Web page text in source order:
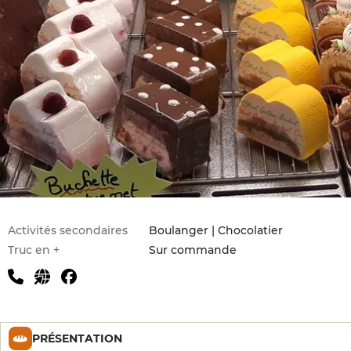
Activités secondaires
Boulanger | Chocolatier
Truc en +
Sur commande
PRÉSENTATION